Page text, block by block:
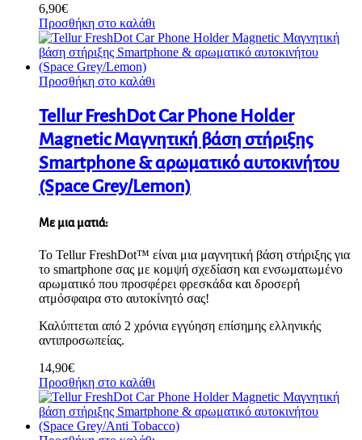
6,90€
Προσθήκη στο καλάθι
Προσθήκη στο καλάθι
Tellur FreshDot Car Phone Holder
Magnetic Μαγνητική βάση στήριξης
Smartphone & αρωματικό αυτοκινήτου
(Space Grey/Lemon)
Με μια ματιά:
Το Tellur FreshDot™ είναι μια μαγνητική βάση στήριξης για
το smartphone σας με κομψή σχεδίαση και ενσωματωμένο
αρωματικό που προσφέρει φρεσκάδα και δροσερή
ατμόσφαιρα στο αυτοκίνητό σας!
Καλύπτεται από 2 χρόνια εγγύηση επίσημης ελληνικής
αντιπροσωπείας.
14,90€
Προσθήκη στο καλάθι